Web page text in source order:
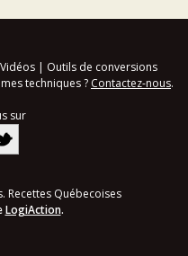
Vidéos| Outils de conversions
techniques ? Contactez-nous.
sur
Recettes Québecoises
LogiAction.